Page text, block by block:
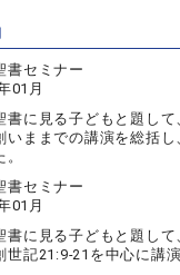
書セミナー
01月
書に見る子どもと題して
いままでの講演を総括
書セミナー
01月
書に見る子どもと題して
世記21:9-21を中心に講演